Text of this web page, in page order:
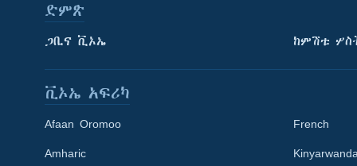
ድምጽ
ጋቢና ቪኦኤ ከምሽቱ
ቪኦኤ አፍሪካ
Afaan Oromoo
Amharic
French